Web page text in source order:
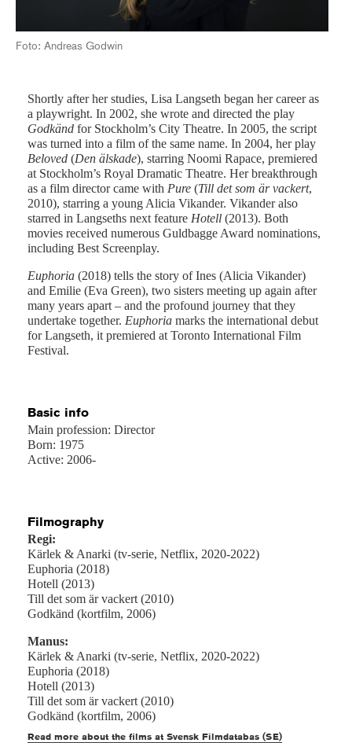
Foto: Andreas Godwin
Shortly after her studies, Lisa Langseth began her career as
a playwright. In 2002, she wrote and directed the play
Godkänd for Stockholm’s City Theatre. In 2005, the script
was turned into a film of the same name. In 2004, her play
Beloved (Den älskade), starring Noomi Rapace, premiered
at Stockholm’s Royal Dramatic Theatre. Her breakthrough
as a film director came with Pure (Till det som är vackert,
2010), starring a young Alicia Vikander. Vikander also
starred in Langseths next feature Hotell (2013). Both
movies received numerous Guldbagge Award nominations,
including Best Screenplay.
Euphoria (2018) tells the story of Ines (Alicia Vikander)
and Emilie (Eva Green), two sisters meeting up again after
many years apart – and the profound journey that they
undertake together. Euphoria marks the international debut
for Langseth, it premiered at Toronto International Film
Festival.
Basic info
Main profession: Director
Born: 1975
Active: 2006-
Filmography
Regi:
Kärlek & Anarki (tv-serie, Netflix, 2020-2022)
Euphoria (2018)
Hotell (2013)
Till det som är vackert (2010)
Godkänd (kortfilm, 2006)
Manus:
Kärlek & Anarki (tv-serie, Netflix, 2020-2022)
Euphoria (2018)
Hotell (2013)
Till det som är vackert (2010)
Godkänd (kortfilm, 2006)
Read more about the films at Svensk Filmdatabas (SE)